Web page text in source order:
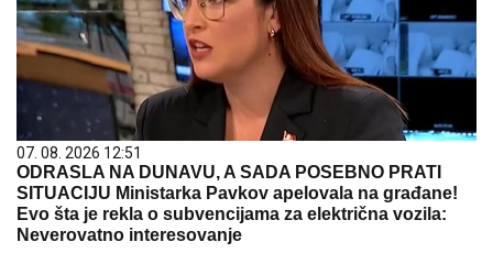
07. 08. 2026 12:51
ODRASLA NA DUNAVU, A SADA POSEBNO PRATI
SITUACIJU Ministarka Pavkov apelovala na građane!
Evo šta je rekla o subvencijama za električna vozila:
Neverovatno interesovanje